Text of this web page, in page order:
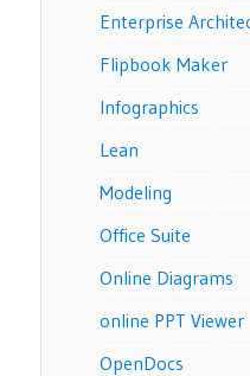
Enterprise
Flipbook Maker
Infographics
Lean
Modeling
Office Suite
Online Diagrams
online PPT Viewer
OpenDocs